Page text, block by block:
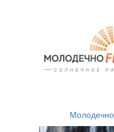
Молодечно